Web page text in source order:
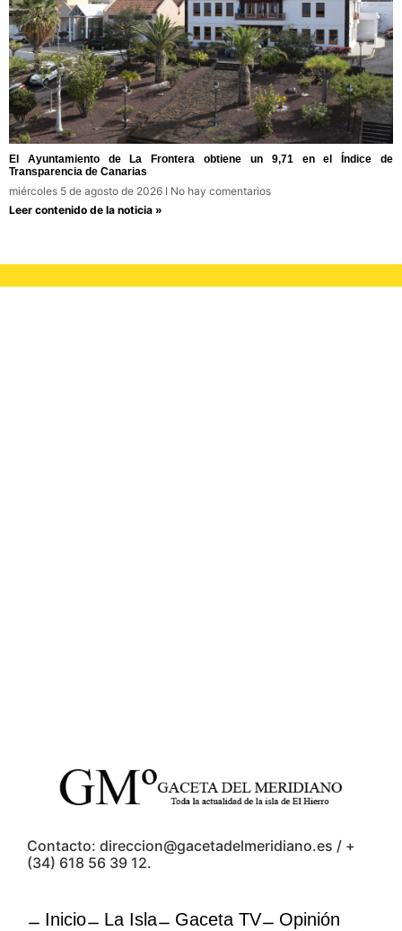
El Ayuntamiento de La Frontera obtiene un 9,71 en el Índice de
Transparencia de Canarias
miércoles 5 de agosto de 2026
No hay comentarios
Leer contenido de la noticia »
Contacto: direccion@gacetadelmeridiano.es / +
(34) 618 56 39 12.
Inicio La Isla Gaceta TV
Opinión